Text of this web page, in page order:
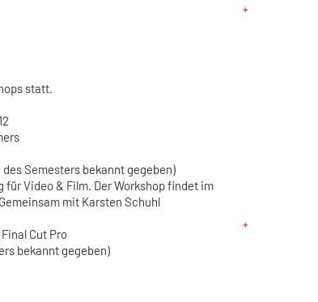
statt.
Semesters bekannt gegeben)
Video & Film. Der Workshop findet im
mit Karsten Schuhl
Cut Pro
bekannt gegeben)